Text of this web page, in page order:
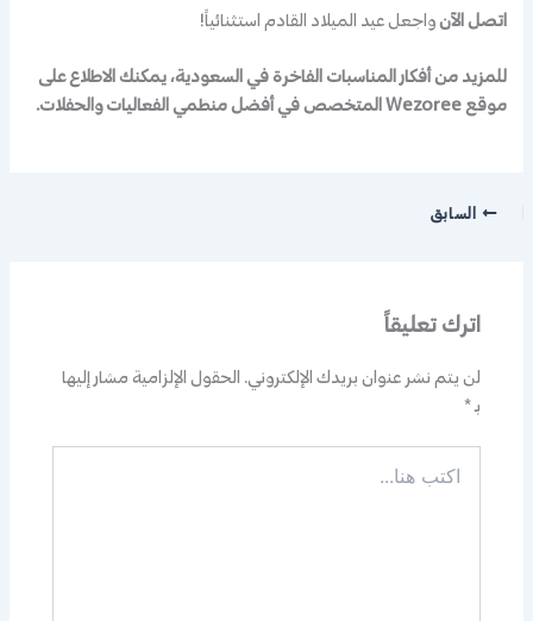
اتصل الآنواجعل عيد الميلاد القادم استثنائياً!
للمزيد من أفكار المناسبات الفاخرة في السعودية، يمكنك الاطلاع على
موقع Wezoree المتخصص في أفضل منظمي الفعاليات والحفلات.
السابق
اترك تعليقاً
لن يتم نشر عنوان بريدك الإلكتروني. الحقول الإلزامية مشار إليها
بـ*
هنا...